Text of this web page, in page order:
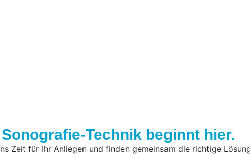
Technik beginnt hier.
Zeit für Ihr Anliegen und finden gemeinsam die richtige